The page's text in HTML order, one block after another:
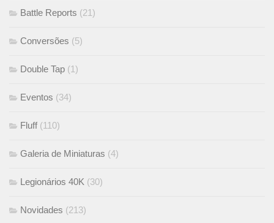
Battle Reports (21)
Conversões (5)
Double Tap (1)
Eventos (34)
Fluff (110)
Galeria de Miniaturas (4)
Legionários 40K (30)
Novidades (213)